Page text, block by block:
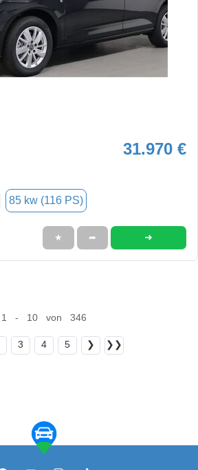
31.970 €
85 kw (116 PS)
★ ➦ ➜
1 - 10 von 346
3 4 5 ❯ ❯❯